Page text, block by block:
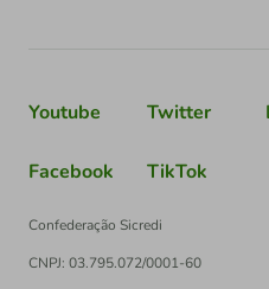
Youtube Twitter
Facebook TikTok
Confederação Sicredi
CNPJ: 03.795.072/0001-60